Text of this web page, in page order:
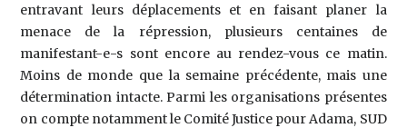
entravant leurs déplacements et en faisant planer la
menace de la répression, plusieurs centaines de
manifestant-e-s sont encore au rendez-vous ce matin.
Moins de monde que la semaine précédente, mais une
détermination intacte. Parmi les organisations présentes
on compte notamment le Comité Justice pour Adama, SUD